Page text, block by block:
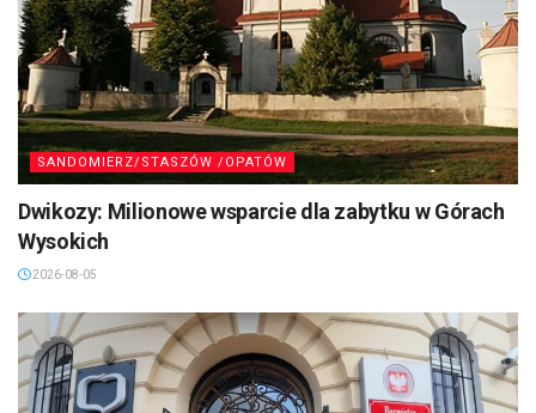
SANDOMIERZ/STASZÓW /OPATÓW
Dwikozy: Milionowe wsparcie dla zabytku w Górach
Wysokich
2026-08-05